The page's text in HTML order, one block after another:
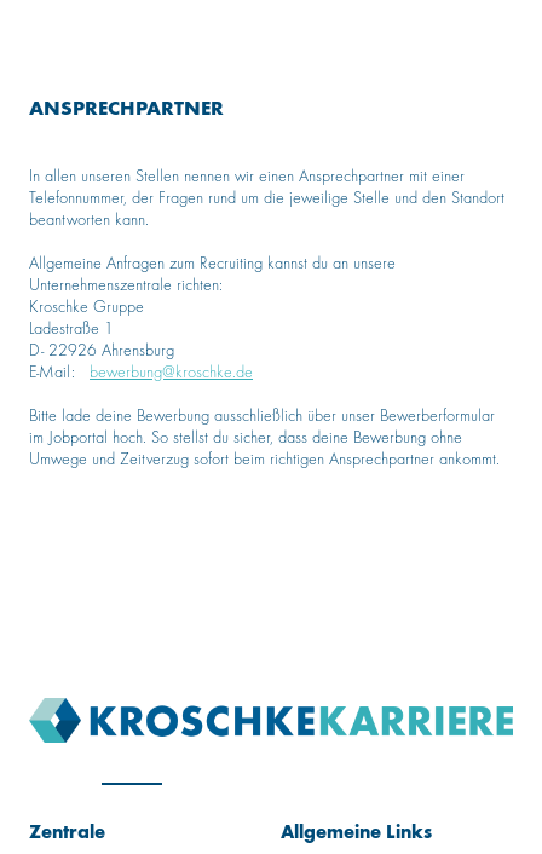
ANSPRECHPARTNER
In allen unseren Stellen nennen wir einen Ansprechpartner mit einer
Telefonnummer, der Fragen rund um die jeweilige Stelle und den Standort
beantworten kann.
Allgemeine Anfragen zum Recruiting kannst du an unsere
Unternehmenszentrale richten:
Kroschke Gruppe
Ladestraße 1
D- 22926 Ahrensburg
E-Mail: bewerbung@kroschke.de
Bitte lade deine Bewerbung ausschließlich über unser Bewerberformular
im Jobportal hoch. So stellst du sicher, dass deine Bewerbung ohne
Umwege und Zeitverzug sofort beim richtigen Ansprechpartner ankommt.
Zentrale Allgemeine Links